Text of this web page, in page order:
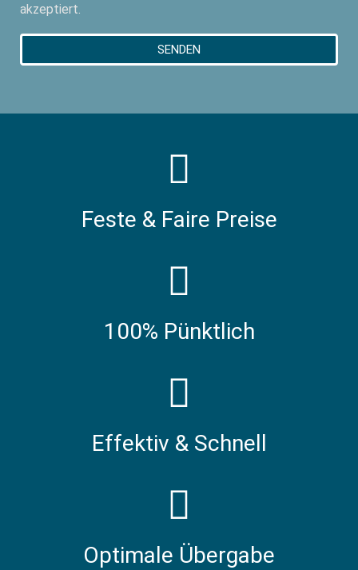
akzeptiert.
SENDEN
Feste & Faire Preise
100% Pünktlich
Effektiv & Schnell
Optimale Übergabe